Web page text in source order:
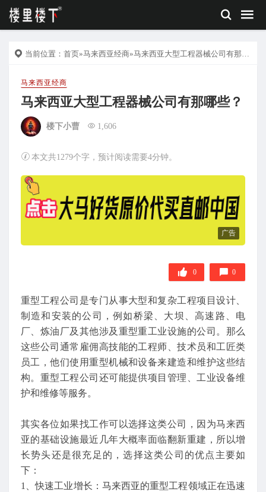
当前位置： 首页»马来西亚经商»马来西亚大型工程器械公司有那哪些？
马来西亚经商
马来西亚大型工程器械公司有那哪些？
楼下小曹 1,606
本文共1279个字，预计阅读需要4分钟。
广告
0 0
重型工程公司是专门从事大型和复杂工程项目设计、
制造和安装的公司，例如桥梁、大坝、高速路、电
厂、炼油厂及其他涉及重型重工业设施的公司。那么
这些公司通常雇佣高技能的工程师、技术员和工匠类
员工，他们使用重型机械和设备来建造和维护这些结
构。重型工程公司还可能提供项目管理、工业设备维
护和维修等服务。
其实各位如果找工作可以选择这类公司，因为马来西
亚的基础设施最近几年大概率面临翻新重建，所以增
长势头还是很充足的，选择这类公司的优点主要如
下：
1、快速工业增长：马来西亚的重型工程领域正在迅速